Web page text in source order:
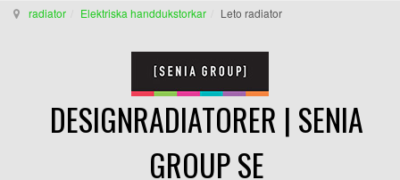
radiator Elektriska handdukstorkar Leto radiator
DESIGNRADIATORER | SENIA
GROUP SE